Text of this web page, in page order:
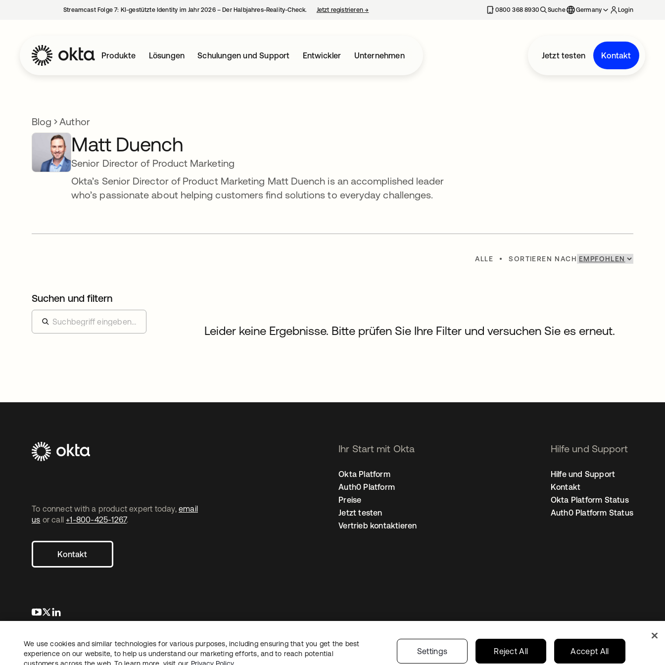
Streamcast Folge 7: KI-gestützte Identity im Jahr 2026 – Der Halbjahres-Reality-Check. Jetzt registrieren→ 0800 368 8930 Suche Germany Login
Produkte Lösungen Schulungen und Support Entwickler Unternehmen Jetzt testen Kontakt
Blog Author
Matt Duench
Senior Director of Product Marketing
Okta’s Senior Director of Product Marketing Matt Duench is an accomplished leader
who’s passionate about helping customers find solutions to everyday challenges.
ALLE • SORTIEREN NACH
Suchen und filtern
Leider keine Ergebnisse. Bitte prüfen Sie Ihre Filter und versuchen Sie es erneut.
To connect with a product expert today, email
us or call +1-800-425-1267.
Kontakt
wird in einer neuen Registerkarte geöffnet
wird in einer neuen Registerkarte geöffnet
Ihr Start mit Okta
Okta Platform
Auth0 Platform
Preise
Jetzt testen
Vertrieb kontaktieren
Hilfe und Support
Hilfe und Support
Kontakt
Okta Platform Status
Auth0 Platform Status
RechtDatenschutzrichtlinieNutzungsbedingungenSicherheit Cookie-Einstellungen Ihre Datenschutzoptionen Germany
Copyright © 2026 Okta. Alle Rechte vorbehalten.
We use cookies and similar technologies for various purposes, including ensuring that you get the best
experience on our website, to help us understand our marketing efforts, and to reach potential
Settings Reject All Accept All